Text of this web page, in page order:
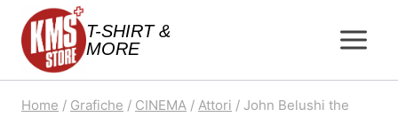
Salta
contenuto
T-SHIRT &
MORE
Home / Grafiche / CINEMA / Attori / John Belushi the